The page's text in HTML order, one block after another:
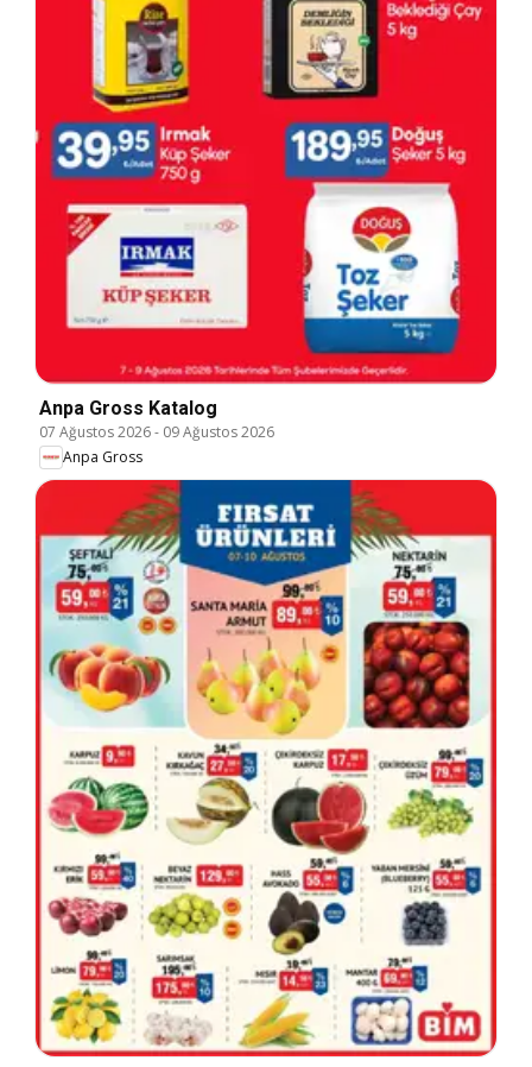
Anpa Gross Katalog
07 Ağustos 2026- 09 Ağustos 2026
Anpa Gross